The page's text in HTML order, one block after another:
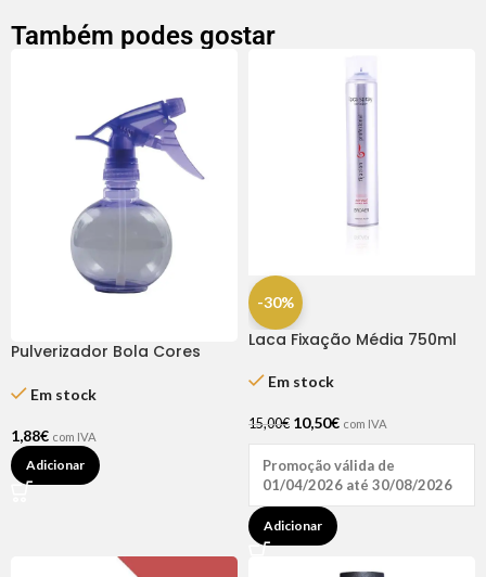
Também podes gostar
Pulverizador Bola Cores
Em stock
1,88€ com IVA
Adicionar
-30%
Laca Fixação Média 750ml
Em stock
15,00€ 10,50€ com IVA
Promoção válida de
01/04/2026 até 30/08/2026
Adicionar